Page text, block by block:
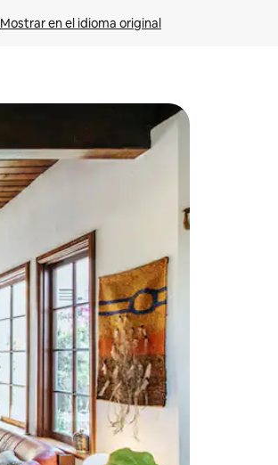
Mostrar en el idioma original
y hacia abajo, o bien tocando y deslizando la